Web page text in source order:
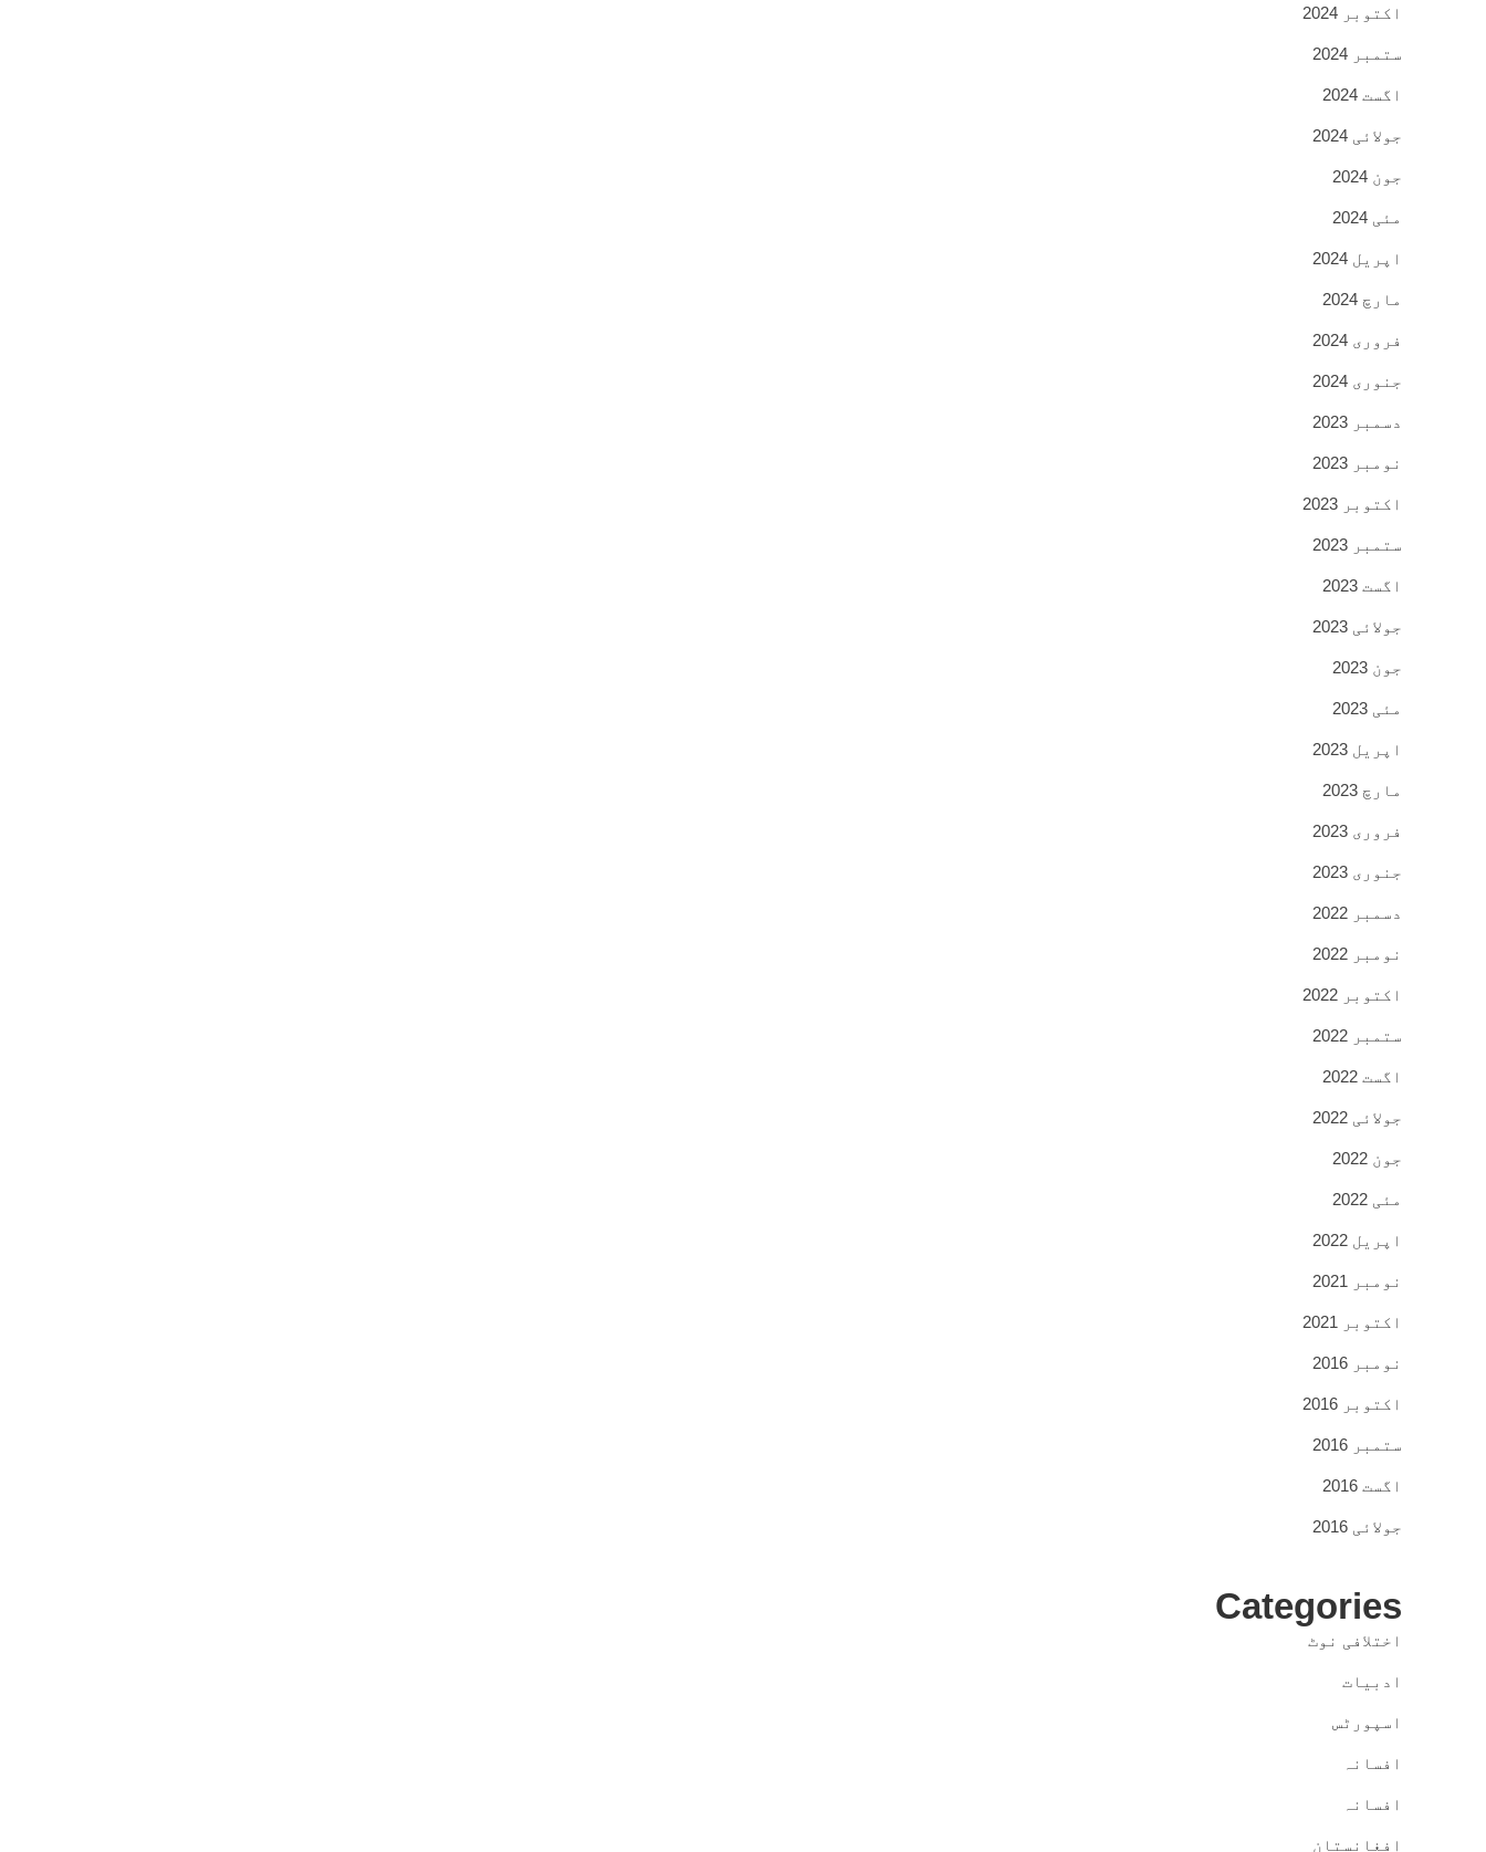
اکتوبر 2024
ستمبر 2024
اگست 2024
جولائی 2024
جون 2024
مئی 2024
اپریل 2024
مارچ 2024
فروری 2024
جنوری 2024
دسمبر 2023
نومبر 2023
اکتوبر 2023
ستمبر 2023
اگست 2023
جولائی 2023
جون 2023
مئی 2023
اپریل 2023
مارچ 2023
فروری 2023
جنوری 2023
دسمبر 2022
نومبر 2022
اکتوبر 2022
ستمبر 2022
اگست 2022
جولائی 2022
جون 2022
مئی 2022
اپریل 2022
نومبر 2021
اکتوبر 2021
نومبر 2016
اکتوبر 2016
ستمبر 2016
اگست 2016
جولائی 2016
Categories
اختلافی نوٹ
ادبیات
اسپورٹس
افسانہ
افسانہ
افغانستان